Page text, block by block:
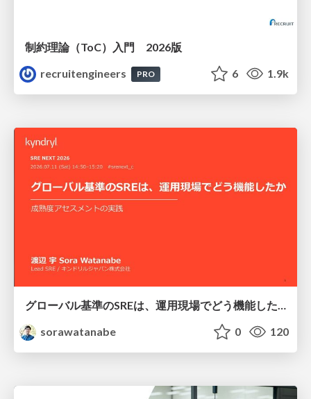
制約理論（ToC）入門 2026版
recruitengineers
PRO 6 1.9k
グローバル基準のSREは、運用現場でどう機能したか：成熟度アセスメントの実践 ／ SRE NEXT 2026
sorawatanabe
0 120